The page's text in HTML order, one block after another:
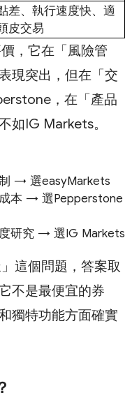
差、執行速度快、適
皮交易
，它在「風險管
現突出，但在「交
，在「產品
如IG Markets。
→ 選easyMarkets
本 → 選Pepperstone
研究 → 選IG Markets
這個問題，答案取
不是最便宜的券
獨特功能方面確實